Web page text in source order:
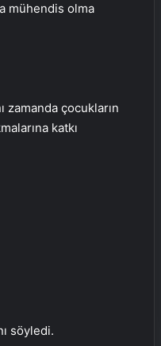
mühendis olma
zamanda çocukların
katkı
söyledi.
Deprem Uyarı